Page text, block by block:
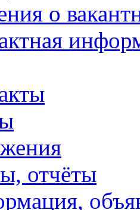
о
отчёты